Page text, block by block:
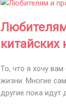
китайских
То, что я хочу
жизни. Многие
другие пока идут